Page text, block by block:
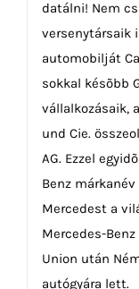
datálni! Nem
versenytársaik
automobilját
sokkal késõbb
vállalkozásaik,
und Cie.
AG. Ezzel
Benz
Mercedest a
Mercedes-
Union után
autógyára lett.